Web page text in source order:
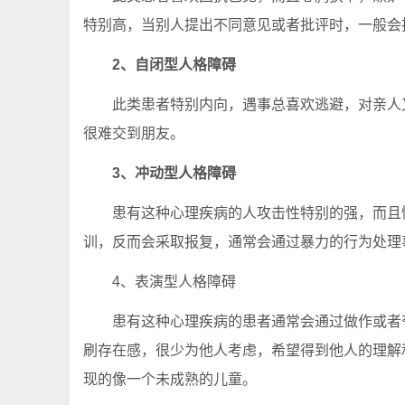
特别高，当别人提出不同意见或者批评时，一般
2、自闭型人格障碍
此类患者特别内向，遇事总喜欢逃避，对亲人
很难交到朋友。
3、冲动型人格障碍
患有这种心理疾病的人攻击性特别的强，而且
训，反而会采取报复，通常会通过暴力的行为处理
4、表演型人格障碍
患有这种心理疾病的患者通常会通过做作或者
刷存在感，很少为他人考虑，希望得到他人的理
现的像一个未成熟的儿童。